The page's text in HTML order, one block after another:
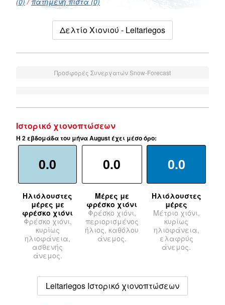
Δελτίο Χιονιού - Leitariegos
Προσφορές Συνεργατών Snow-Forecast
Ιστορικό χιονοπτώσεων
Η 2 εβδομάδα του μήνα August έχει μέσο όρο:
0.0
Ηλιόλουστες
μέρες με
φρέσκο χιόνι
Φρέσκο χιόνι,
κυρίως
ηλιοφάνεια,
ασθενής
άνεμος.
0.0
Μέρες με
φρέσκο χιόνι
Φρέσκο χιόνι,
περιορισμένος
ήλιος, καθόλου
άνεμος.
0.0
Ηλιόλουστες
μέρες
Μέτριο χιόνι,
κυρίως
ηλιοφάνεια,
ελαφρύς
άνεμος.
Leitariegos Ιστορικό χιονοπτώσεων